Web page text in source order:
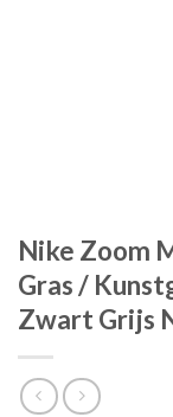
Nike Zoom
Gras /
Zwart Grijs